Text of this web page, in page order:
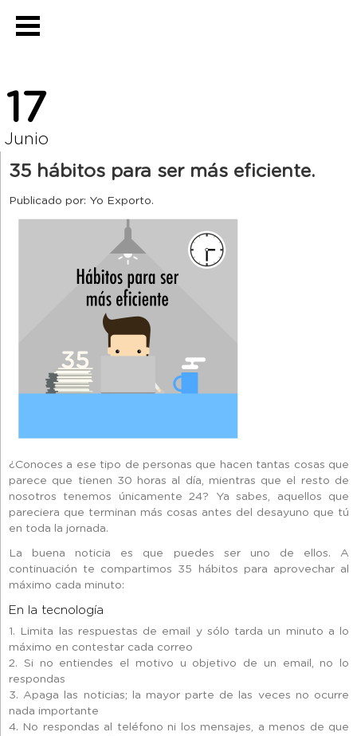
17
Junio
35 hábitos para ser más eficiente.
Publicado por: Yo Exporto.
¿Conoces a ese tipo de personas que hacen tantas cosas que
parece que tienen 30 horas al día, mientras que el resto de
nosotros tenemos únicamente 24? Ya sabes, aquellos que
pareciera que terminan más cosas antes del desayuno que tú
en toda la jornada.
La buena noticia es que puedes ser uno de ellos. A
continuación te compartimos 35 hábitos para aprovechar al
máximo cada minuto:
En la tecnología
1. Limita las respuestas de email y sólo tarda un minuto a lo
máximo en contestar cada correo
2. Si no entiendes el motivo u objetivo de un email, no lo
respondas
3. Apaga las noticias; la mayor parte de las veces no ocurre
nada importante
4. No respondas al teléfono ni los mensajes, a menos de que